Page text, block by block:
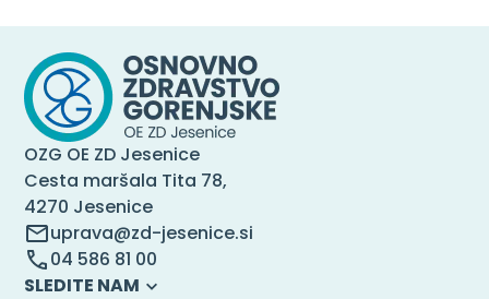
OZG OE ZD Jesenice
Cesta maršala Tita 78,
4270 Jesenice
uprava@zd-jesenice.si
04 586 81 00
SLEDITE NAM